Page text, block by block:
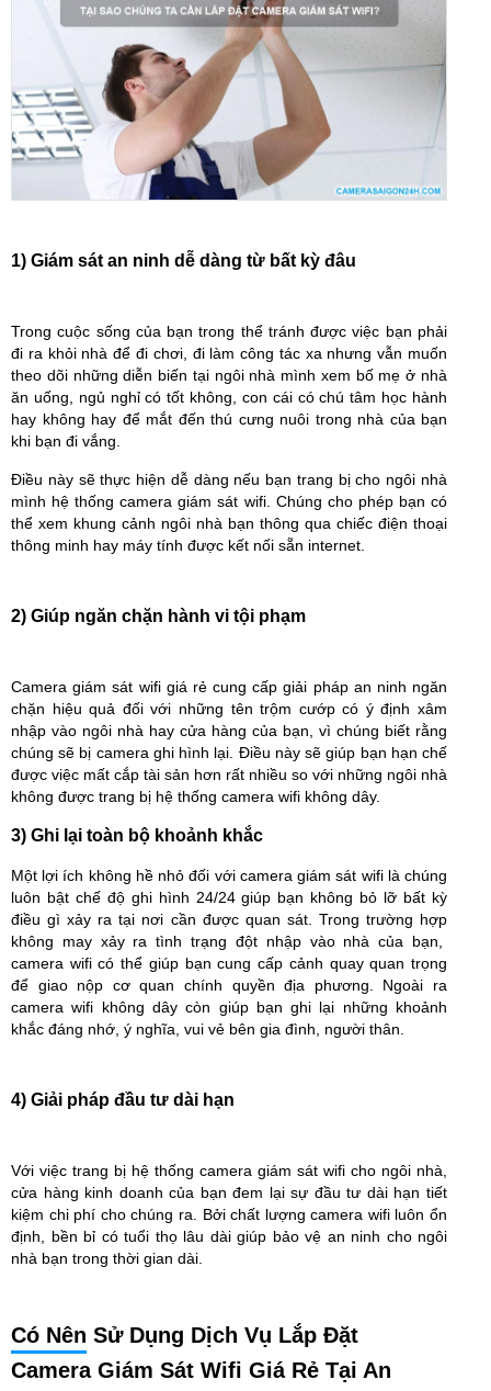
1) Giám sát an ninh dễ dàng từ bất kỳ đâu
Trong cuộc sống của bạn trong thể tránh được việc bạn phải
đi ra khỏi nhà để đi chơi, đi làm công tác xa nhưng vẫn muốn
theo dõi những diễn biến tại ngôi nhà mình xem bố mẹ ở nhà
ăn uống, ngủ nghỉ có tốt không, con cái có chú tâm học hành
hay không hay để mắt đến thú cưng nuôi trong nhà của bạn
khi bạn đi vắng.
Điều này sẽ thực hiện dễ dàng nếu bạn trang bị cho ngôi nhà
mình hệ thống camera giám sát wifi. Chúng cho phép bạn có
thể xem khung cảnh ngôi nhà bạn thông qua chiếc điện thoại
thông minh hay máy tính được kết nối sẵn internet.
2) Giúp ngăn chặn hành vi tội phạm
Camera giám sát wifi giá rẻ cung cấp giải pháp an ninh ngăn
chặn hiệu quả đối với những tên trộm cướp có ý định xâm
nhập vào ngôi nhà hay cửa hàng của bạn, vì chúng biết rằng
chúng sẽ bị camera ghi hình lại. Điều này sẽ giúp bạn hạn chế
được việc mất cắp tài sản hơn rất nhiều so với những ngôi nhà
không được trang bị hệ thống camera wifi không dây.
3) Ghi lại toàn bộ khoảnh khắc
Một lợi ích không hề nhỏ đối với camera giám sát wifi là chúng
luôn bật chế độ ghi hình 24/24 giúp bạn không bỏ lỡ bất kỳ
điều gì xảy ra tại nơi cần được quan sát. Trong trường hợp
không may xảy ra tình trạng đột nhập vào nhà của bạn,
camera wifi có thể giúp bạn cung cấp cảnh quay quan trọng
để giao nộp cơ quan chính quyền địa phương. Ngoài ra
camera wifi không dây còn giúp bạn ghi lại những khoảnh
khắc đáng nhớ, ý nghĩa, vui vẻ bên gia đình, người thân.
4) Giải pháp đầu tư dài hạn
Với việc trang bị hệ thống camera giám sát wifi cho ngôi nhà,
cửa hàng kinh doanh của bạn đem lại sự đầu tư dài hạn tiết
kiệm chi phí cho chúng ra. Bởi chất lượng camera wifi luôn ổn
định, bền bỉ có tuổi thọ lâu dài giúp bảo vệ an ninh cho ngôi
nhà bạn trong thời gian dài.
Có Nên Sử Dụng Dịch Vụ Lắp Đặt
Camera Giám Sát Wifi Giá Rẻ Tại An